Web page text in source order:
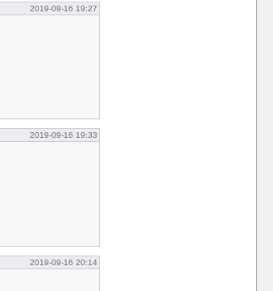
2019-09-16 19:27
2019-09-16 19:33
2019-09-16 20:14